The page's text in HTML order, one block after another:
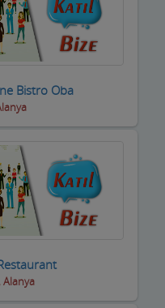
Bistro Oba
Alanya